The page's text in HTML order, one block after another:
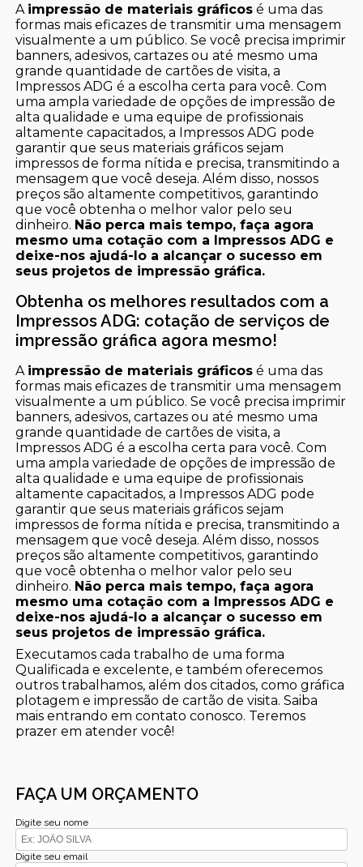
A impressão de materiais gráficos é uma das
formas mais eficazes de transmitir uma mensagem
visualmente a um público. Se você precisa imprimir
banners, adesivos, cartazes ou até mesmo uma
grande quantidade de cartões de visita, a
Impressos ADG é a escolha certa para você. Com
uma ampla variedade de opções de impressão de
alta qualidade e uma equipe de profissionais
altamente capacitados, a Impressos ADG pode
garantir que seus materiais gráficos sejam
impressos de forma nítida e precisa, transmitindo a
mensagem que você deseja. Além disso, nossos
preços são altamente competitivos, garantindo
que você obtenha o melhor valor pelo seu
dinheiro. Não perca mais tempo, faça agora
mesmo uma cotação com a Impressos ADG e
deixe-nos ajudá-lo a alcançar o sucesso em
seus projetos de impressão gráfica.
Obtenha os melhores resultados com a
Impressos ADG: cotação de serviços de
impressão gráfica agora mesmo!
A impressão de materiais gráficos é uma das
formas mais eficazes de transmitir uma mensagem
visualmente a um público. Se você precisa imprimir
banners, adesivos, cartazes ou até mesmo uma
grande quantidade de cartões de visita, a
Impressos ADG é a escolha certa para você. Com
uma ampla variedade de opções de impressão de
alta qualidade e uma equipe de profissionais
altamente capacitados, a Impressos ADG pode
garantir que seus materiais gráficos sejam
impressos de forma nítida e precisa, transmitindo a
mensagem que você deseja. Além disso, nossos
preços são altamente competitivos, garantindo
que você obtenha o melhor valor pelo seu
dinheiro. Não perca mais tempo, faça agora
mesmo uma cotação com a Impressos ADG e
deixe-nos ajudá-lo a alcançar o sucesso em
seus projetos de impressão gráfica.
Executamos cada trabalho de uma forma
Qualificada e excelente, e também oferecemos
outros trabalhamos, além dos citados, como gráfica
plotagem e impressão de cartão de visita. Saiba
mais entrando em contato conosco. Teremos
prazer em atender você!
FAÇA UM ORÇAMENTO
Digite seu nome
Digite seu email